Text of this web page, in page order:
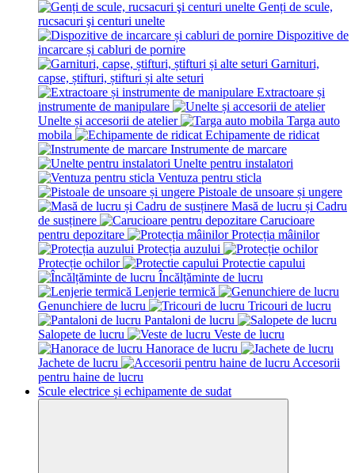
Genți de scule,
rucsacuri şi centuri unelte
Dispozitive de
incarcare și сabluri de pornire
Garnituri,
capse, știfturi, știfturi și alte seturi
Extractoare și
instrumente de manipulare
Unelte și accesorii de atelier
Targa auto
mobila
Echipamente de ridicat
Instrumente de marcare
Unelte pentru instalatori
Ventuza pentru sticla
Pistoale de unsoare și ungere
Masă de lucru și Cadru
de susținere
Carucioare
pentru depozitare
Protecția mâinilor
Protecția auzului
Protecție ochilor
Protectie capului
Încălțăminte de lucru
Lenjerie termică
Genunchiere de lucru
Tricouri de lucru
Pantaloni de lucru
Salopete de lucru
Veste de lucru
Hanorace de lucru
Jachete de lucru
Accesorii
pentru haine de lucru
Scule electrice și echipamente de sudat